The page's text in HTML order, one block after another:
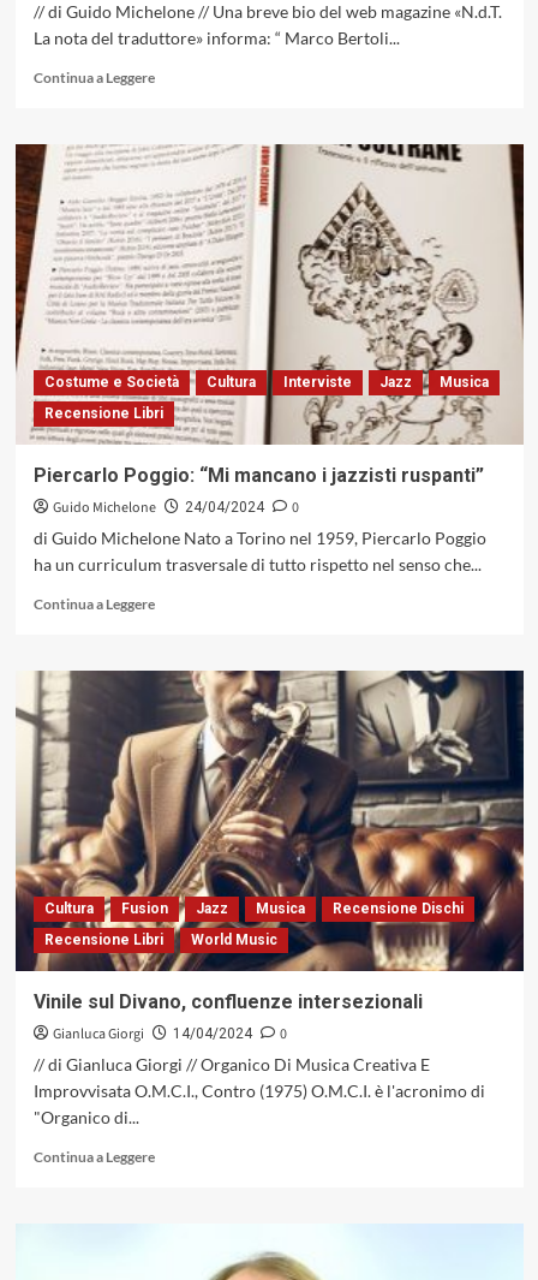
// di Guido Michelone // Una breve bio del web magazine «N.d.T.
La nota del traduttore» informa: “ Marco Bertoli...
Continua a LeggereLeggi
su
Intervista
a
Marco
Bertoli
Costume e Società Cultura Interviste Jazz
Musica
Recensione Libri
Piercarlo Poggio: “Mi mancano i jazzisti ruspanti”
Guido Michelone 24/04/2024
0
di Guido Michelone Nato a Torino nel 1959, Piercarlo Poggio
ha un curriculum trasversale di tutto rispetto nel senso che...
Continua a LeggereLeggi
su
Piercarlo
“Mi
mancano
jazzisti
ruspanti”
Cultura Fusion Jazz Musica
Recensione Dischi
Recensione Libri
World Music
Vinile sul Divano, confluenze intersezionali
Gianluca Giorgi 14/04/2024
0
// di Gianluca Giorgi // Organico Di Musica Creativa E
Improvvisata O.M.C.I., Contro (1975) O.M.C.I. è l'acronimo di
"Organico di...
Continua a LeggereLeggi